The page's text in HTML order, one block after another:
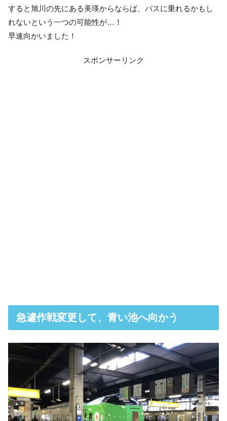
すると旭川の先にある美瑛からならば、バスに乗れるかもし
れないという一つの可能性が…！
早速向かいました！
スポンサーリンク
急遽作戦変更して、青い池へ向かう